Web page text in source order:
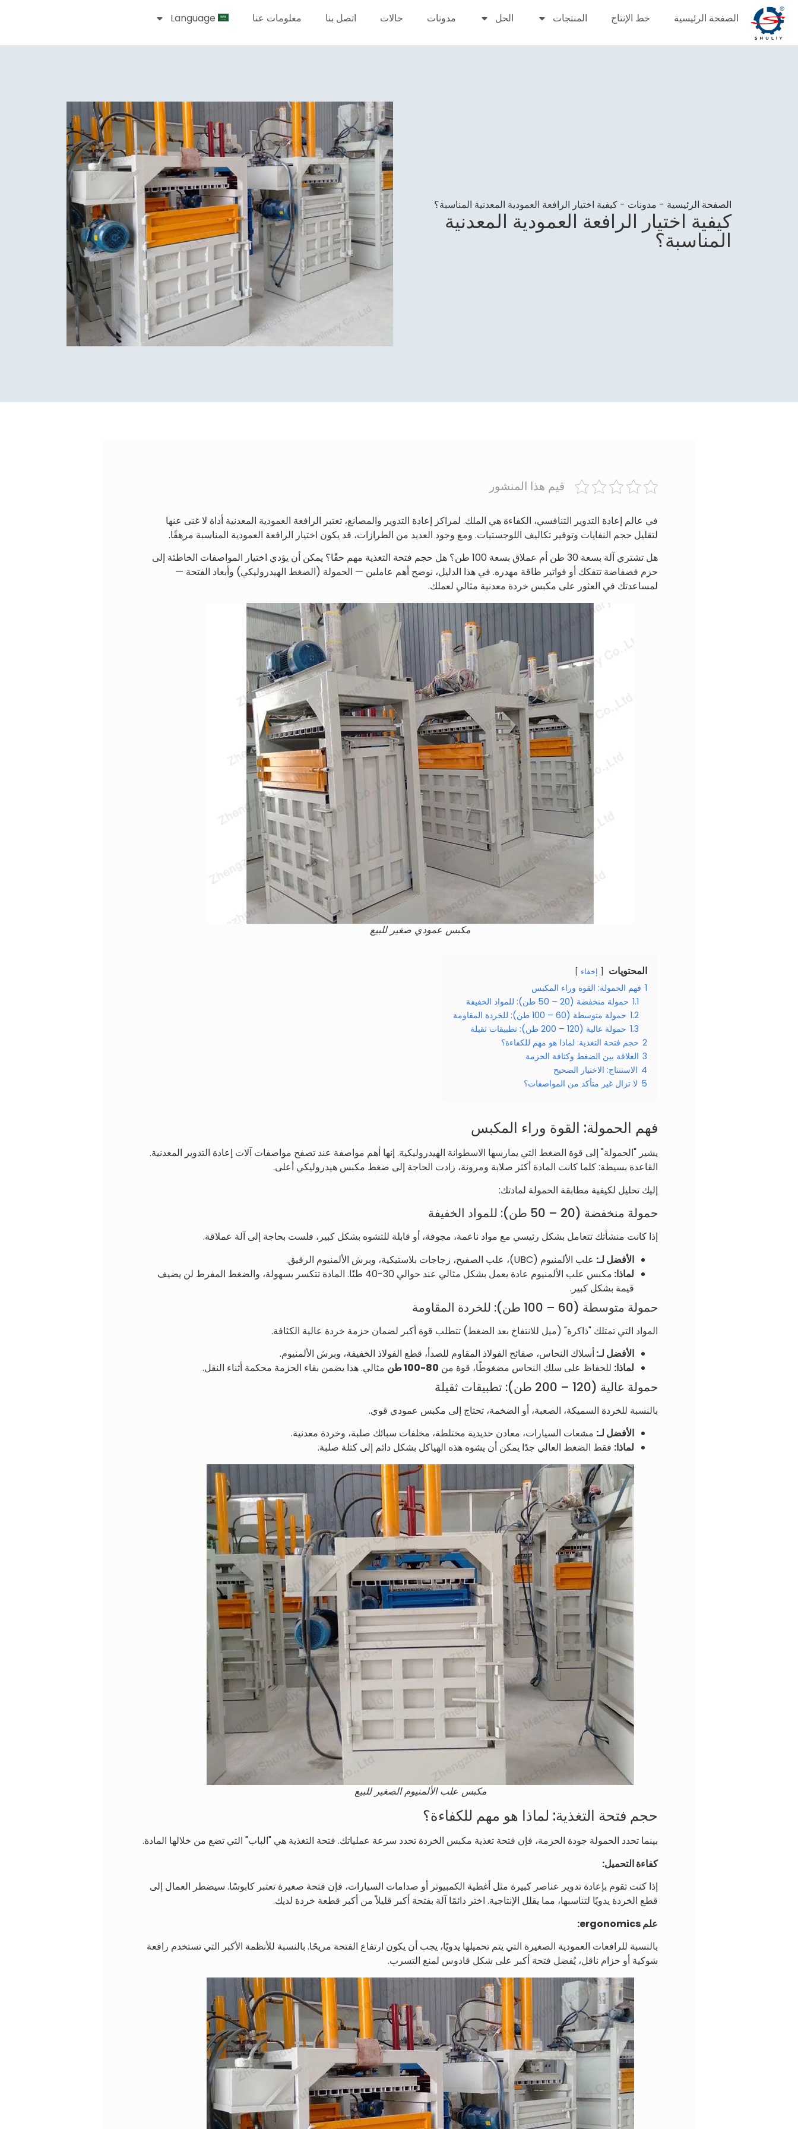
الصفحة الرئيسية خط الإنتاج المنتجات الحل مدونات حالات اتصل بنا معلومات عنا Language
الصفحة الرئيسية - مدونات - كيفية اختيار الرافعة العمودية المعدنية المناسبة؟
كيفية اختيار الرافعة العمودية المعدنية
المناسبة؟
قيم هذا المنشور
في عالم إعادة التدوير التنافسي، الكفاءة هي الملك. لمراكز إعادة التدوير والمصانع، تعتبر الرافعة العمودية المعدنية أداة لا غنى عنها
لتقليل حجم النفايات وتوفير تكاليف اللوجستيات. ومع وجود العديد من الطرازات، قد يكون اختيار الرافعة العمودية المناسبة مرهقًا.
هل تشتري آلة بسعة 30 طن أم عملاق بسعة 100 طن؟ هل حجم فتحة التغذية مهم حقًا؟ يمكن أن يؤدي اختيار المواصفات الخاطئة إلى
حزم فضفاضة تتفكك أو فواتير طاقة مهدره. في هذا الدليل، نوضح أهم عاملين — الحمولة (الضغط الهيدروليكي) وأبعاد الفتحة —
لمساعدتك في العثور على مكبس خردة معدنية مثالي لعملك.
مكبس عمودي صغير للبيع
المحتويات إخفاء
1 فهم الحمولة: القوة وراء المكبس
1.1 حمولة منخفضة (20 – 50 طن): للمواد الخفيفة
1.2 حمولة متوسطة (60 – 100 طن): للخردة المقاومة
1.3 حمولة عالية (120 – 200 طن): تطبيقات ثقيلة
2 حجم فتحة التغذية: لماذا هو مهم للكفاءة؟
3 العلاقة بين الضغط وكثافة الحزمة
4 الاستنتاج: الاختيار الصحيح
5 لا تزال غير متأكد من المواصفات؟
فهم الحمولة: القوة وراء المكبس
يشير "الحمولة" إلى قوة الضغط التي يمارسها الاسطوانة الهيدروليكية. إنها أهم مواصفة عند تصفح مواصفات آلات إعادة التدوير المعدنية.
القاعدة بسيطة: كلما كانت المادة أكثر صلابة ومرونة، زادت الحاجة إلى ضغط مكبس هيدروليكي أعلى.
إليك تحليل لكيفية مطابقة الحمولة لمادتك:
حمولة منخفضة (20 – 50 طن): للمواد الخفيفة
إذا كانت منشأتك تتعامل بشكل رئيسي مع مواد ناعمة، مجوفة، أو قابلة للتشوه بشكل كبير، فلست بحاجة إلى آلة عملاقة.
الأفضل لـ: علب الألمنيوم (UBC)، علب الصفيح، زجاجات بلاستيكية، وبرش الألمنيوم الرقيق.
لماذا:
مكبس علب الألمنيوم عادة يعمل بشكل مثالي عند حوالي 30-40 طنًا. المادة تتكسر بسهولة، والضغط المفرط لن يضيف
قيمة بشكل كبير.
حمولة متوسطة (60 – 100 طن): للخردة المقاومة
المواد التي تمتلك "ذاكرة" (ميل للانتفاخ بعد الضغط) تتطلب قوة أكبر لضمان حزمة خردة عالية الكثافة.
الأفضل لـ:أسلاك النحاس، صفائح الفولاذ المقاوم للصدأ، قطع الفولاذ الخفيفة، وبرش الألمنيوم.
لماذا: للحفاظ على سلك النحاس مضغوطًا، قوة من 80-100 طن مثالي. هذا يضمن بقاء الحزمة محكمة أثناء النقل.
حمولة عالية (120 – 200 طن): تطبيقات ثقيلة
بالنسبة للخردة السميكة، الصعبة، أو الضخمة، تحتاج إلى مكبس عمودي قوي.
الأفضل لـ: مشعات السيارات، معادن حديدية مختلطة، مخلفات سبائك صلبة، وخردة معدنية.
لماذا: فقط الضغط العالي جدًا يمكن أن يشوه هذه الهياكل بشكل دائم إلى كتلة صلبة.
مكبس علب الألمنيوم الصغير للبيع
حجم فتحة التغذية: لماذا هو مهم للكفاءة؟
بينما تحدد الحمولة جودة الحزمة، فإن فتحة تغذية مكبس الخردة تحدد سرعة عملياتك. فتحة التغذية هي "الباب" التي تضع من خلالها المادة.
كفاءة التحميل:
إذا كنت تقوم بإعادة تدوير عناصر كبيرة مثل أغطية الكمبيوتر أو صدامات السيارات، فإن فتحة صغيرة تعتبر كابوسًا. سيضطر العمال إلى
قطع الخردة يدويًا لتناسبها، مما يقلل الإنتاجية. اختر دائمًا آلة بفتحة أكبر قليلاً من أكبر قطعة خردة لديك.
علم ergonomics:
بالنسبة للرافعات العمودية الصغيرة التي يتم تحميلها يدويًا، يجب أن يكون ارتفاع الفتحة مريحًا. بالنسبة للأنظمة الأكبر التي تستخدم رافعة
شوكية أو حزام ناقل، يُفضل فتحة أكبر على شكل قادوس لمنع التسرب.